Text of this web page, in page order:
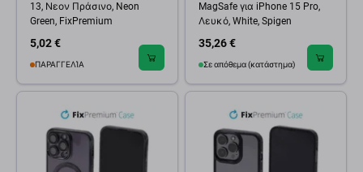
13, Νεον Πράσινο, Neon
Green, FixPremium
5,02 €
ΠΑΡΑΓΓΕΛΊΑ
MagSafe για iPhone 15 Pro,
Λευκό, White, Spigen
35,26 €
Σε απόθεμα (κατάστημα)